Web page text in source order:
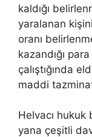
kaldığı
yaralanan
oranı
kazandığı
çalıştığında
maddi
Helvacı
yana çeşitli